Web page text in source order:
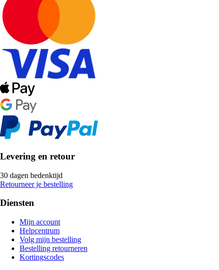
Levering en retour
30 dagen bedenktijd
Retourneer je bestelling
Diensten
Mijn account
Helpcentrum
Volg mijn bestelling
Bestelling retourneren
Kortingscodes